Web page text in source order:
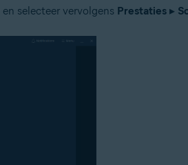
en selecteer vervolgens Prestaties▸